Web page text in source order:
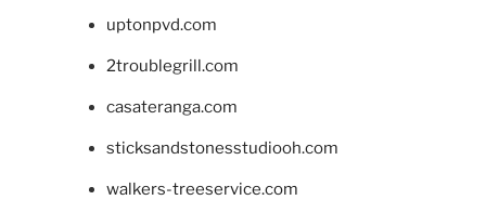
uptonpvd.com
2troublegrill.com
casateranga.com
sticksandstonesstudiooh.com
walkers-treeservice.com